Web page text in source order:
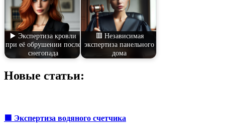
▶️ Экспертиза кровли
при её обрушении после
снегопада
🟥 Независимая
экспертиза панельного
дома
Новые статьи:
🟩 Экспертиза водяного счетчика